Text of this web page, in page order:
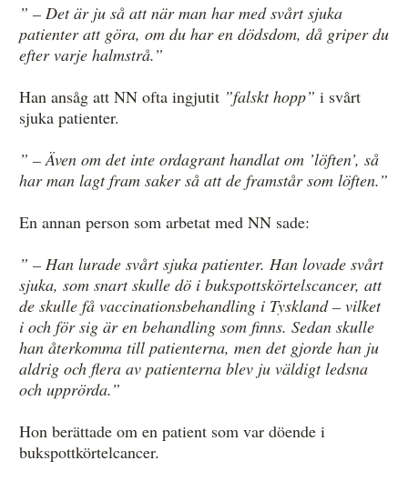
” – Det är ju så att när man har med svårt sjuka
patienter att göra, om du har en dödsdom, då griper du
efter varje halmstrå.”
Han ansåg att NN ofta ingjutit ”falskt hopp” i svårt
sjuka patienter.
” – Även om det inte ordagrant handlat om ’löften’, så
har man lagt fram saker så att de framstår som löften.”
En annan person som arbetat med NN sade:
” – Han lurade svårt sjuka patienter. Han lovade svårt
sjuka, som snart skulle dö i bukspottskörtelscancer, att
de skulle få vaccinationsbehandling i Tyskland – vilket
i och för sig är en behandling som finns. Sedan skulle
han återkomma till patienterna, men det gjorde han ju
aldrig och flera av patienterna blev ju väldigt ledsna
och upprörda.”
Hon berättade om en patient som var döende i
bukspottkörtelcancer.